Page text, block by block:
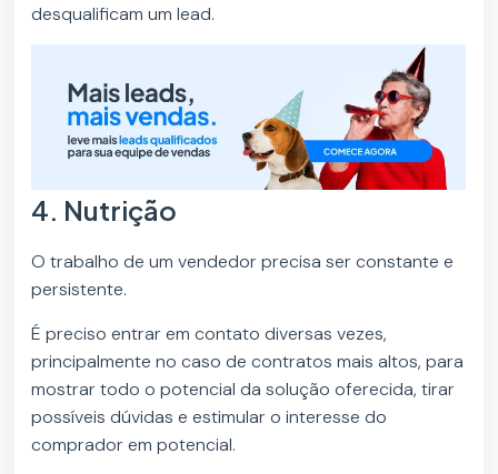
desqualificam um lead.
4. Nutrição
O trabalho de um vendedor precisa ser constante e
persistente.
É preciso entrar em contato diversas vezes,
principalmente no caso de contratos mais altos, para
mostrar todo o potencial da solução oferecida, tirar
possíveis dúvidas e estimular o interesse do
comprador em potencial.